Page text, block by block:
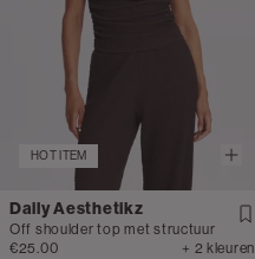
HOT ITEM
Daily Aesthetikz
Off shoulder top met structuur
€25.00
+ 2 kleuren